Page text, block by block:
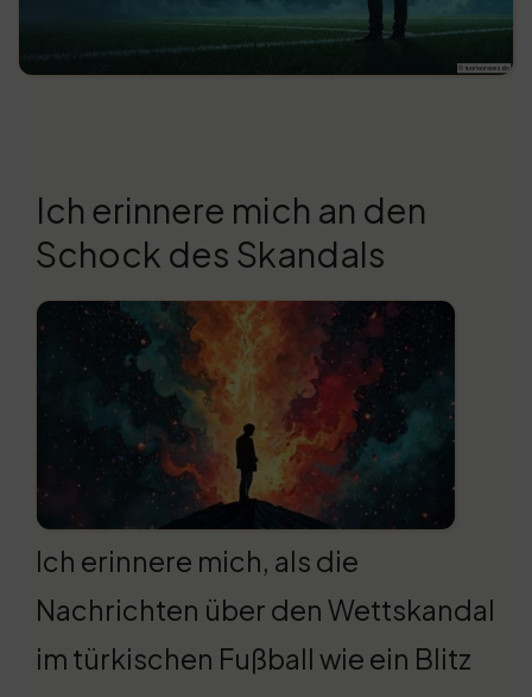
Ich erinnere mich an den
Schock des Skandals
Ich erinnere mich, als die
Nachrichten über den Wettskandal
im türkischen Fußball wie ein Blitz